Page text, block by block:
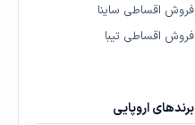
فروش اقساطی ساینا
فروش اقساطی تیبا
برندهای اروپایی